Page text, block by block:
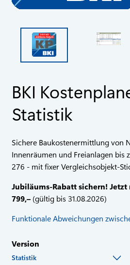
BKI
Statistik
Sichere Baukostenermittlung von
Innenräumen und Freianlagen bis
276 - mit fixer Vergleichsobjekt-
Jubiläums-Rabatt sichern! Jetzt
799,– (gültig bis 31.08.2026)
Funktionale Abweichungen
Version
Statistik